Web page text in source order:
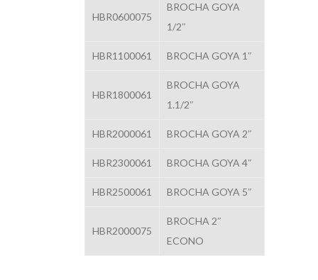
HBR0600075
BROCHA GOYA
1/2″
HBR1100061 BROCHA GOYA 1″
HBR1800061
BROCHA GOYA
1.1/2″
HBR2000061 BROCHA GOYA 2″
HBR2300061 BROCHA GOYA 4″
HBR2500061 BROCHA GOYA 5″
HBR2000075
BROCHA 2″
ECONO